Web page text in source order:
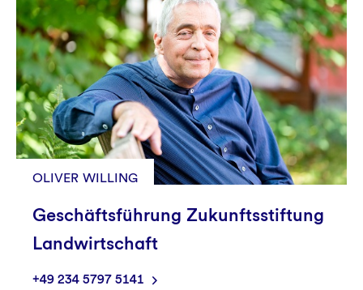
OLIVER WILLING
Geschäftsführung Zukunftsstiftung
Landwirtschaft
+49 234 5797 5141